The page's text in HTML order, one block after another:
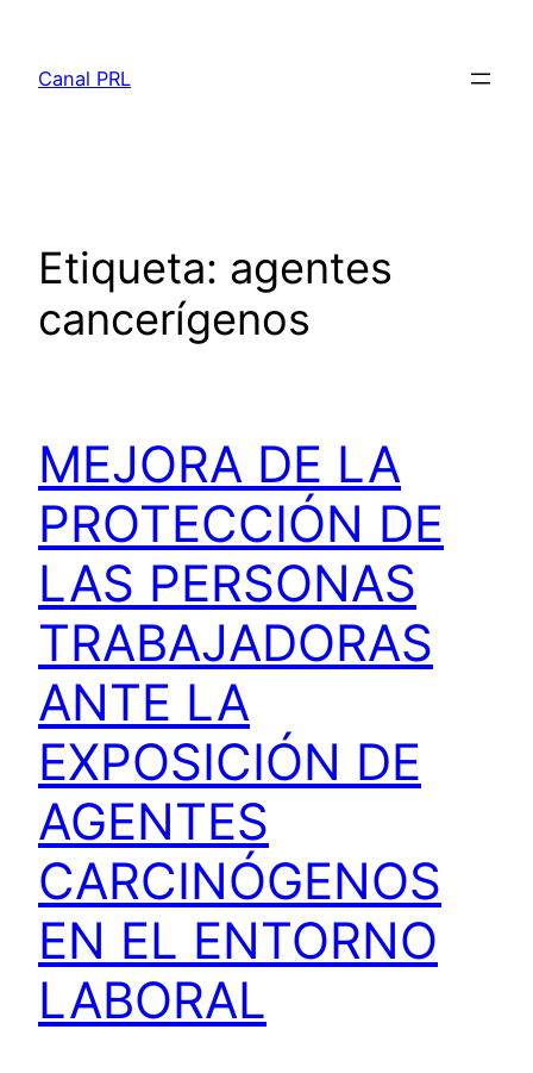
contenido
Canal PRL
Etiqueta: agentes
cancerígenos
MEJORA DE LA
PROTECCIÓN DE
LAS PERSONAS
TRABAJADORAS
ANTE LA
EXPOSICIÓN DE
AGENTES
CARCINÓGENOS
EN EL ENTORNO
LABORAL